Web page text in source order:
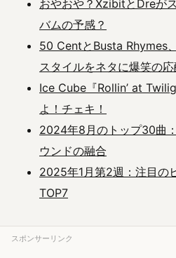
おやおや？XzibitとDreが
バムの予感？
50 CentとBusta Rhymes
スタイルをネタに爆笑の応
Ice Cube『Rollin’ at
よ！チェキ！
2024年8月のトップ30曲
ウンドの融合
2025年1月第2週：注目の
TOP7
スポンサーリンク